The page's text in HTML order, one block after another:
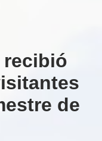
recibió
de